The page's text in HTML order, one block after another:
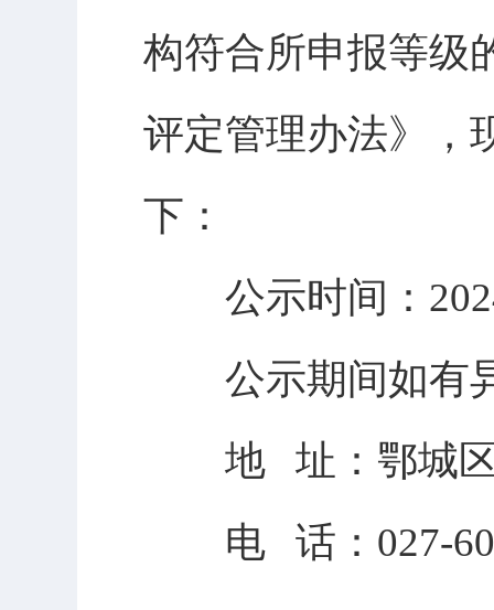
构符合所申报等级
评定管理办法》，
下：
公示时间： 202
公示期间如有
地
址：鄂城
电
话： 027-